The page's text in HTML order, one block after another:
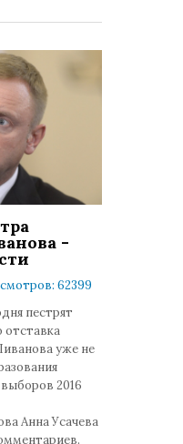
-
62399
пестрят
уже не
2016
Анна Усачева